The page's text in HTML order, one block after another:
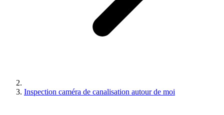
Inspection caméra de canalisation autour de moi